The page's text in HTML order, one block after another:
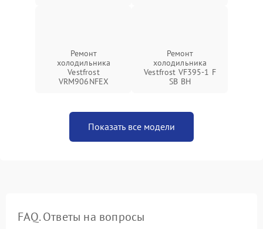
Ремонт
холодильника
Vestfrost
VRM906NFEX
Ремонт
холодильника
Vestfrost VF395-1 F
SB BH
Показать все модели
FAQ. Ответы на вопросы